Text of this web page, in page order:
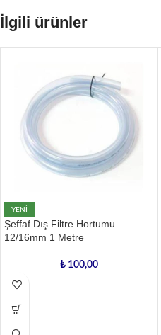
İlgili ürünler
YENI
Şeffaf Dış Filtre Hortumu
12/16mm 1 Metre
₺ 100,00